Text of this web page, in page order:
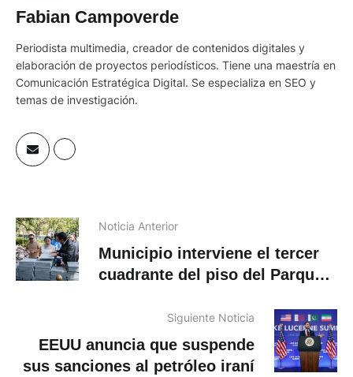
Fabian Campoverde
Periodista multimedia, creador de contenidos digitales y
elaboración de proyectos periodísticos. Tiene una maestría en
Comunicación Estratégica Digital. Se especializa en SEO y
temas de investigación.
Noticia Anterior
Municipio interviene el tercer
cuadrante del piso del Parque
Siguiente Noticia
EEUU anuncia que suspende
sus sanciones al petróleo iraní